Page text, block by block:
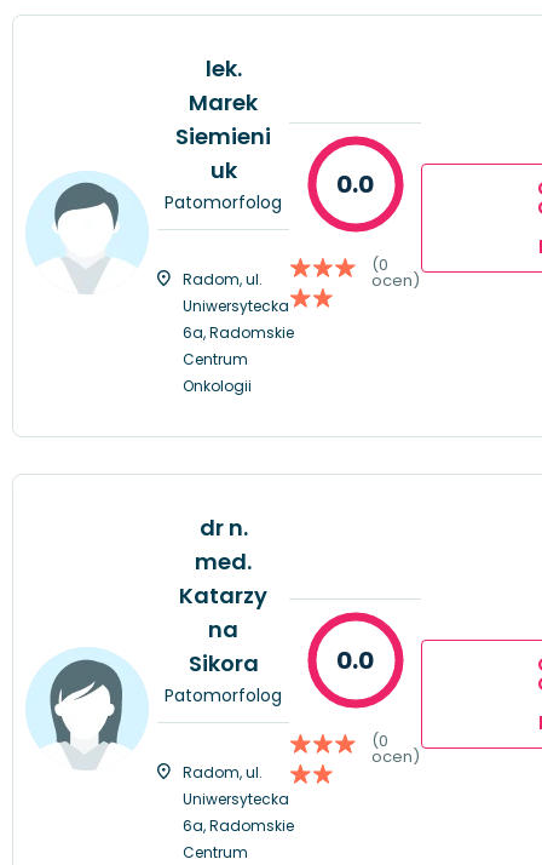
lek.
Marek
Siemieni
uk
Patomorfolog
Radom, ul.
Uniwersytecka
6a, Radomskie
Centrum
Onkologii
0.0
(0
ocen)
dr n.
med.
Katarzy
na
Sikora
Patomorfolog
Radom, ul.
Uniwersytecka
6a, Radomskie
Centrum
0.0
(0
ocen)